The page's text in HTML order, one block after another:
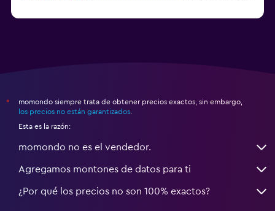
*
momondo siempre trata de obtener precios exactos, sin embargo,
los precios no están garantizados
Esta es la razón:
momondo no es el vendedor.
Agregamos montones de datos para ti
¿Por qué los precios no son 100% exactos?